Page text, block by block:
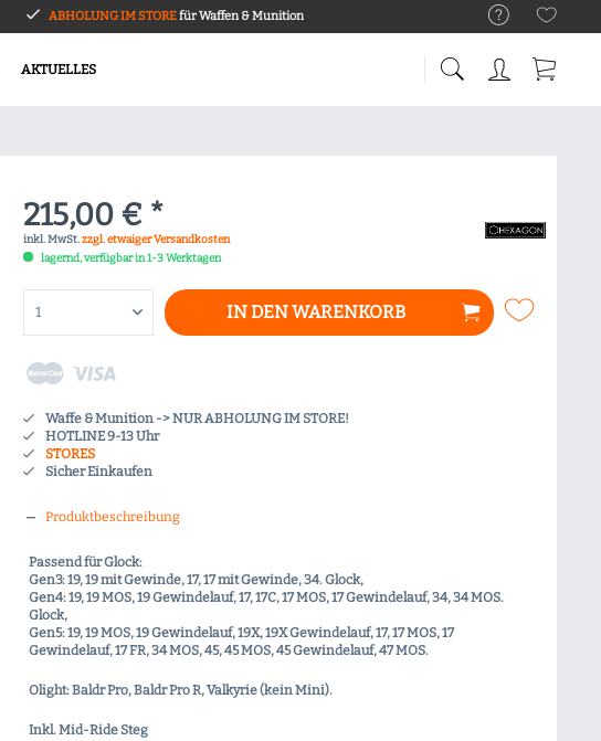
ABHOLUNG IM STOREfür Waffen & Munition
AKTUELLES
215,00 € *
inkl. MwSt.zzgl. etwaiger Versandkosten
lagernd, verfügbar in 1-3 Werktagen
IN DENWARENKORB
Waffe & Munition -> NUR ABHOLUNG IM STORE!
HOTLINE 9-13 Uhr
STORES
Sicher Einkaufen
Produktbeschreibung
Passend für Glock:
Gen3: 19, 19 mit Gewinde, 17, 17 mit Gewinde, 34. Glock,
Gen4: 19, 19 MOS, 19 Gewindelauf, 17, 17C, 17 MOS, 17 Gewindelauf, 34, 34 MOS.
Glock,
Gen5: 19, 19 MOS, 19 Gewindelauf, 19X, 19X Gewindelauf, 17, 17 MOS, 17
Gewindelauf, 17 FR, 34 MOS, 45, 45 MOS, 45 Gewindelauf, 47 MOS.
Olight: Baldr Pro, Baldr Pro R, Valkyrie (kein Mini).
Inkl. Mid-Ride Steg